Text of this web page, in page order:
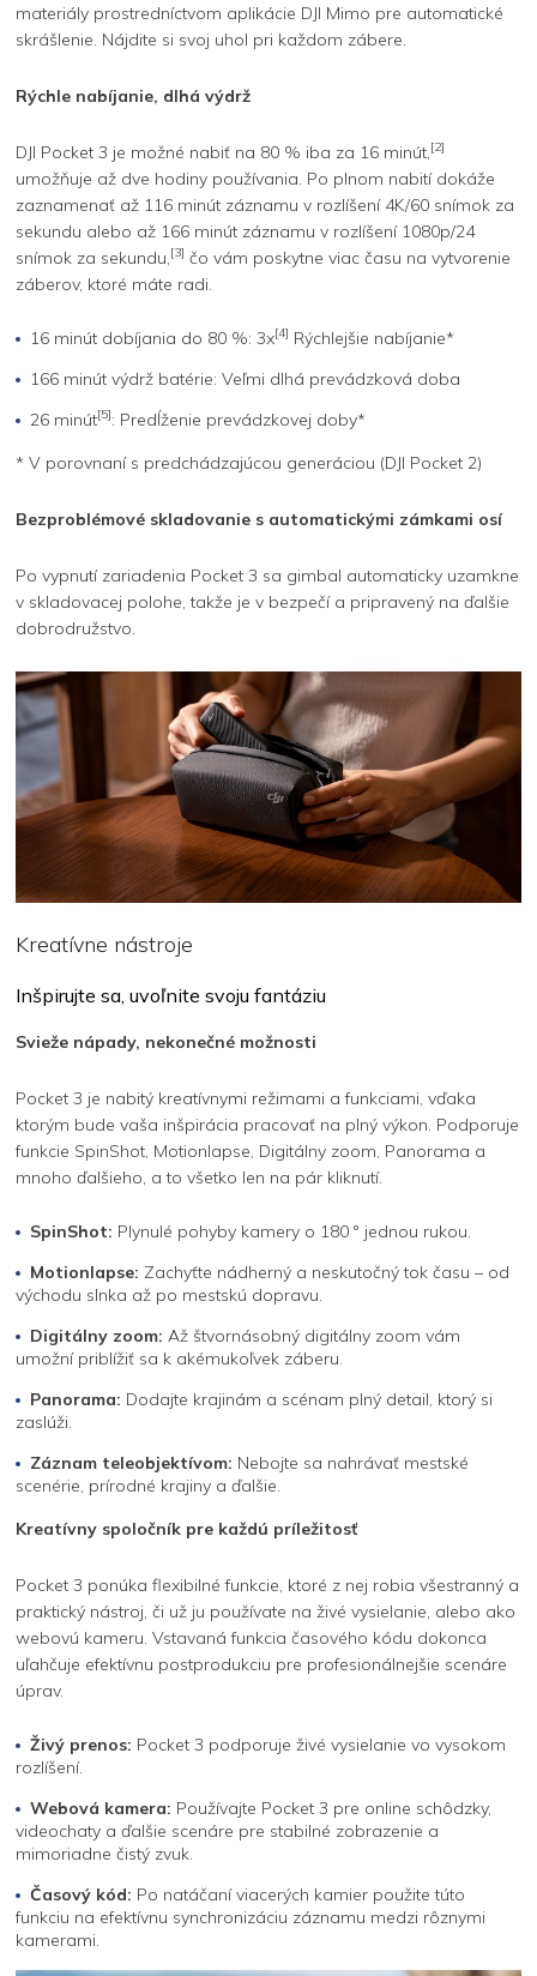
materiály prostredníctvom aplikácie DJI Mimo pre automatické
skrášlenie. Nájdite si svoj uhol pri každom zábere.
Rýchle nabíjanie, dlhá výdrž
DJI Pocket 3 je možné nabiť na 80 % iba za 16 minút, [2]
umožňuje až dve hodiny používania. Po plnom nabití dokáže
zaznamenať až 116 minút záznamu v rozlíšení 4K/60 snímok za
sekundu alebo až 166 minút záznamu v rozlíšení 1080p/24
snímok za sekundu, [3] čo vám poskytne viac času na vytvorenie
záberov, ktoré máte radi.
16 minút dobíjania do 80 %: 3x[4] Rýchlejšie nabíjanie*
166 minút výdrž batérie: Veľmi dlhá prevádzková doba
26 minút[5]: Predĺženie prevádzkovej doby*
* V porovnaní s predchádzajúcou generáciou (DJI Pocket 2)
Bezproblémové skladovanie s automatickými zámkami osí
Po vypnutí zariadenia Pocket 3 sa gimbal automaticky uzamkne
v skladovacej polohe, takže je v bezpečí a pripravený na ďalšie
dobrodružstvo.
Kreatívne nástroje
Inšpirujte sa, uvoľnite svoju fantáziu
Svieže nápady, nekonečné možnosti
Pocket 3 je nabitý kreatívnymi režimami a funkciami, vďaka
ktorým bude vaša inšpirácia pracovať na plný výkon. Podporuje
funkcie SpinShot, Motionlapse, Digitálny zoom, Panorama a
mnoho ďalšieho, a to všetko len na pár kliknutí.
SpinShot: Plynulé pohyby kamery o 180 ° jednou rukou.
Motionlapse: Zachyťte nádherný a neskutočný tok času – od
východu slnka až po mestskú dopravu.
Digitálny zoom: Až štvornásobný digitálny zoom vám
umožní priblížiť sa k akémukoľvek záberu.
Panorama: Dodajte krajinám a scénam plný detail, ktorý si
zaslúži.
Záznam teleobjektívom: Nebojte sa nahrávať mestské
scenérie, prírodné krajiny a ďalšie.
Kreatívny spoločník pre každú príležitosť
Pocket 3 ponúka flexibilné funkcie, ktoré z nej robia všestranný a
praktický nástroj, či už ju používate na živé vysielanie, alebo ako
webovú kameru. Vstavaná funkcia časového kódu dokonca
uľahčuje efektívnu postprodukciu pre profesionálnejšie scenáre
úprav.
Živý prenos: Pocket 3 podporuje živé vysielanie vo vysokom
rozlíšení.
Webová kamera: Používajte Pocket 3 pre online schôdzky,
videochaty a ďalšie scenáre pre stabilné zobrazenie a
mimoriadne čistý zvuk.
Časový kód: Po natáčaní viacerých kamier použite túto
funkciu na efektívnu synchronizáciu záznamu medzi rôznymi
kamerami.